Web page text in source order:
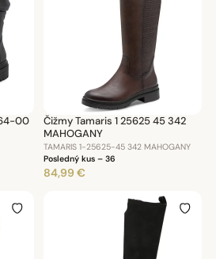
00
Čižmy Tamaris 1 25625 45 342
MAHOGANY
TAMARIS 1-25625-45 342 MAHOGANY
Posledný kus – 36
84,99 €